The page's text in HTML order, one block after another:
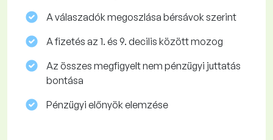
A válaszadók megoszlása ​​bérsávok szerint
A fizetés az 1. és 9. decilis között mozog
Az összes megfigyelt nem pénzügyi juttatás
bontása
Pénzügyi előnyök elemzése